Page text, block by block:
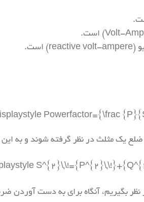
نظر بگیریم، آنگاه برای به دست آوردن